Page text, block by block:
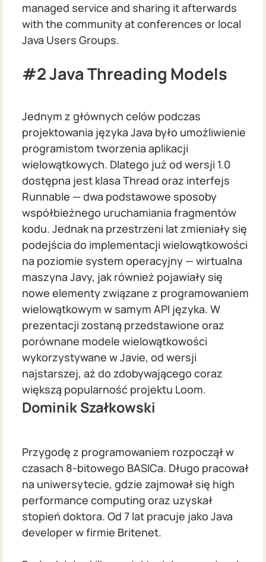
managed service and sharing it afterwards
with the community at conferences or local
Java Users Groups.
#2Java Threading Models
Jednym z głównych celów podczas
projektowania języka Java było umożliwienie
programistom tworzenia aplikacji
wielowątkowych. Dlatego już od wersji 1.0
dostępna jest klasa Thread oraz interfejs
Runnable — dwa podstawowe sposoby
współbieżnego uruchamiania fragmentów
kodu. Jednak na przestrzeni lat zmieniały się
podejścia do implementacji wielowątkowości
na poziomie system operacyjny — wirtualna
maszyna Javy, jak również pojawiały się
nowe elementy związane z programowaniem
wielowątkowym w samym API języka. W
prezentacji zostaną przedstawione oraz
porównane modele wielowątkowości
wykorzystywane w Javie, od wersji
najstarszej, aż do zdobywającego coraz
większą popularność projektu Loom.
Dominik Szałkowski
Przygodę z programowaniem rozpoczął w
czasach 8-bitowego BASICa. Długo pracował
na uniwersytecie, gdzie zajmował się high
performance computing oraz uzyskał
stopień doktora. Od 7 lat pracuje jako Java
developer w firmie Britenet.